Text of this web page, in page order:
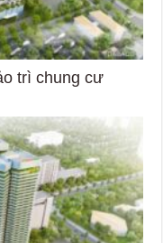
trì chung cư